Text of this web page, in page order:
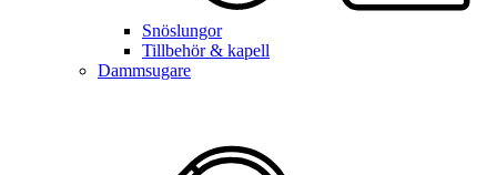
Snöslungor
Tillbehör & kapell
Dammsugare